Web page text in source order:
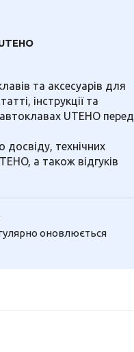
та аксесуарів для
інструкції та
UTEHO перед
технічних
а також відгуків
оновлюється